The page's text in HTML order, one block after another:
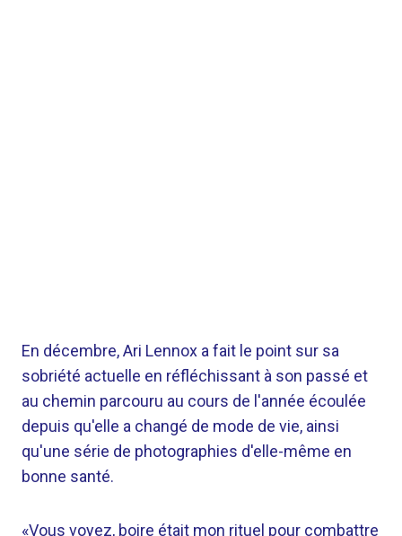
En décembre, Ari Lennox a fait le point sur sa
sobriété actuelle en réfléchissant à son passé et
au chemin parcouru au cours de l'année écoulée
depuis qu'elle a changé de mode de vie, ainsi
qu'une série de photographies d'elle-même en
bonne santé.
«Vous voyez, boire était mon rituel pour combattre